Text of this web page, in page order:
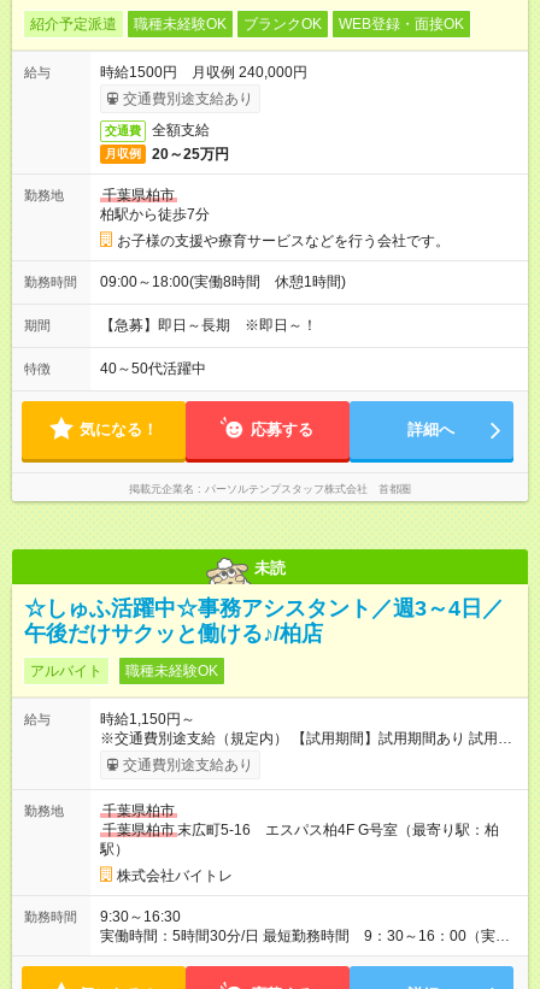
紹介予定派遣 職種未経験OK ブランクOK WEB登録・面接OK
給与
時給1500円 月収例 240,000円
交通費別途支給あり
交通費 全額支給
月収例 20～25万円
勤務地
千葉県柏市
柏駅から徒歩7分
お子様の支援や療育サービスなどを行う会社です。
勤務時間 09:00～18:00(実働8時間 休憩1時間)
期間 【急募】即日～長期 ※即日～！
特徴 40～50代活躍中
気になる！ 応募する 詳細へ
掲載元企業名 パーソルテンプスタッフ株式会社 首都圏
未読
☆しゅふ活躍中☆事務アシスタント／週3～4日／
午後だけサクッと働ける♪/柏店
アルバイト 職種未経験OK
給与
時給1,150円～
※交通費別途支給（規定内） 【試用期間】試用期間あり 試用期
間の長さ：2ヶ月 雇用形態、給与は本採用時と同じです。
交通費別途支給あり
勤務地
千葉県柏市
千葉県柏市末広町5-16 エスパス柏4F G号室（最寄り駅：柏
駅）
株式会社バイトレ
勤務時間
9:30～16:30
実働時間：5時間30分/日 最短勤務時間 9：30～16：00（実働
5.5時間） 9：30～16：30（実働6時間）、9：30～17：00（実